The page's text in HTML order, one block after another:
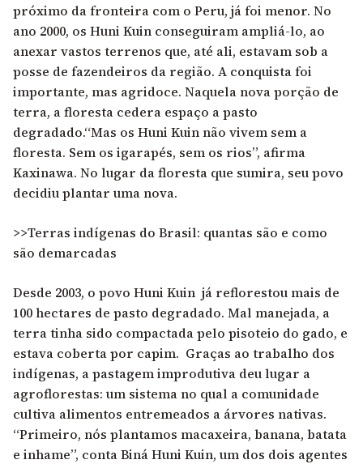
próximo da fronteira com o Peru, já foi menor. No
ano 2000, os Huni Kuin conseguiram ampliá-lo, ao
anexar vastos terrenos que, até ali, estavam sob a
posse de fazendeiros da região. A conquista foi
importante, mas agridoce. Naquela nova porção de
terra, a floresta cedera espaço a pasto
degradado.“Mas os Huni Kuin não vivem sem a
floresta. Sem os igarapés, sem os rios”, afirma
Kaxinawa. No lugar da floresta que sumira, seu povo
decidiu plantar uma nova.
>>Terras indígenas do Brasil: quantas são e como
são demarcadas
Desde 2003, o povo Huni Kuin já reflorestou mais de
100 hectares de pasto degradado. Mal manejada, a
terra tinha sido compactada pelo pisoteio do gado, e
estava coberta por capim. Graças ao trabalho dos
indígenas, a pastagem improdutiva deu lugar a
agroflorestas: um sistema no qual a comunidade
cultiva alimentos entremeados a árvores nativas.
“Primeiro, nós plantamos macaxeira, banana, batata
e inhame”, conta Biná Huni Kuin, um dos dois agentes